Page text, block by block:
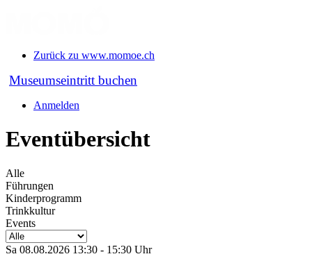
Zurück zu www.momoe.ch
Museumseintritt buchen
Anmelden
Eventübersicht
Alle
Führungen
Kinderprogramm
Trinkkultur
Events
Sa 08.08.2026 13:30 - 15:30 Uhr